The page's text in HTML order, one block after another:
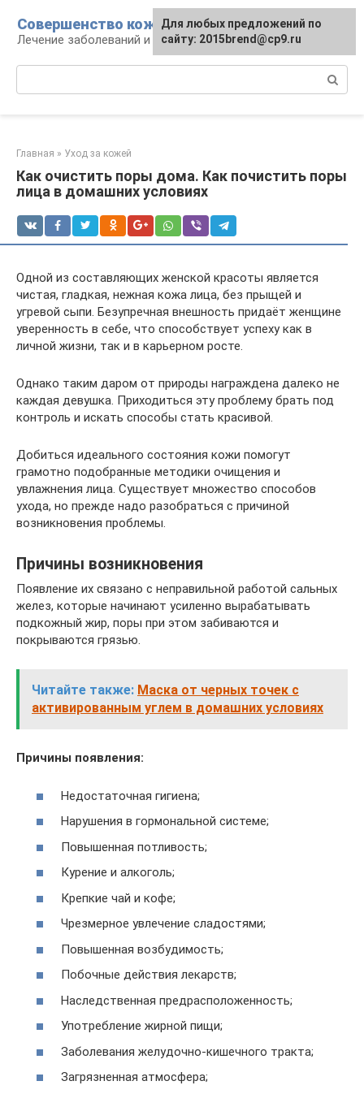
контенту
Совершенство кожи
Лечение заболеваний и уход за кожей
Главная » Уход за кожей
Как очистить поры дома. Как почистить поры
лица в домашних условиях
Одной из составляющих женской красоты является
чистая, гладкая, нежная кожа лица, без прыщей и
угревой сыпи. Безупречная внешность придаёт женщине
уверенность в себе, что способствует успеху как в
личной жизни, так и в карьерном росте.
Однако таким даром от природы награждена далеко не
каждая девушка. Приходиться эту проблему брать под
контроль и искать способы стать красивой.
Добиться идеального состояния кожи помогут
грамотно подобранные методики очищения и
увлажнения лица. Существует множество способов
ухода, но прежде надо разобраться с причиной
возникновения проблемы.
Причины возникновения
Появление их связано с неправильной работой сальных
желез, которые начинают усиленно вырабатывать
подкожный жир, поры при этом забиваются и
покрываются грязью.
Читайте также: Маска от черных точек с
активированным углем в домашних условиях
Причины появления:
Недостаточная гигиена;
Нарушения в гормональной системе;
Повышенная потливость;
Курение и алкоголь;
Крепкие чай и кофе;
Чрезмерное увлечение сладостями;
Повышенная возбудимость;
Побочные действия лекарств;
Наследственная предрасположенность;
Употребление жирной пищи;
Заболевания желудочно-кишечного тракта;
Загрязненная атмосфера;
Для любых предложений по
сайту: 2015brend@cp9.ru